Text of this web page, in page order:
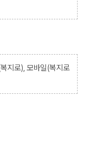
지로), 모바일(복지로